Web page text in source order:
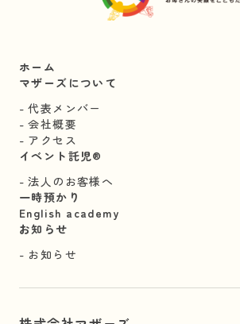
ホーム
マザーズについて
代表メンバー
会社概要
アクセス
イベント託児®︎
法人のお客様へ
一時預かり
English academy
お知らせ
お知らせ